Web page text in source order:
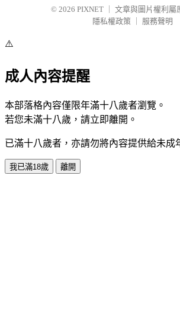
© 2026 PIXNET
文章與圖片權利屬
隱私權政策
服務聲明
⚠️
成人內容提醒
本部落格內容僅限年滿十八歲者瀏覽。
若您未滿十八歲，請立即離開。
已滿十八歲者，亦請勿將內容提供給未成
我已滿18歲 離開